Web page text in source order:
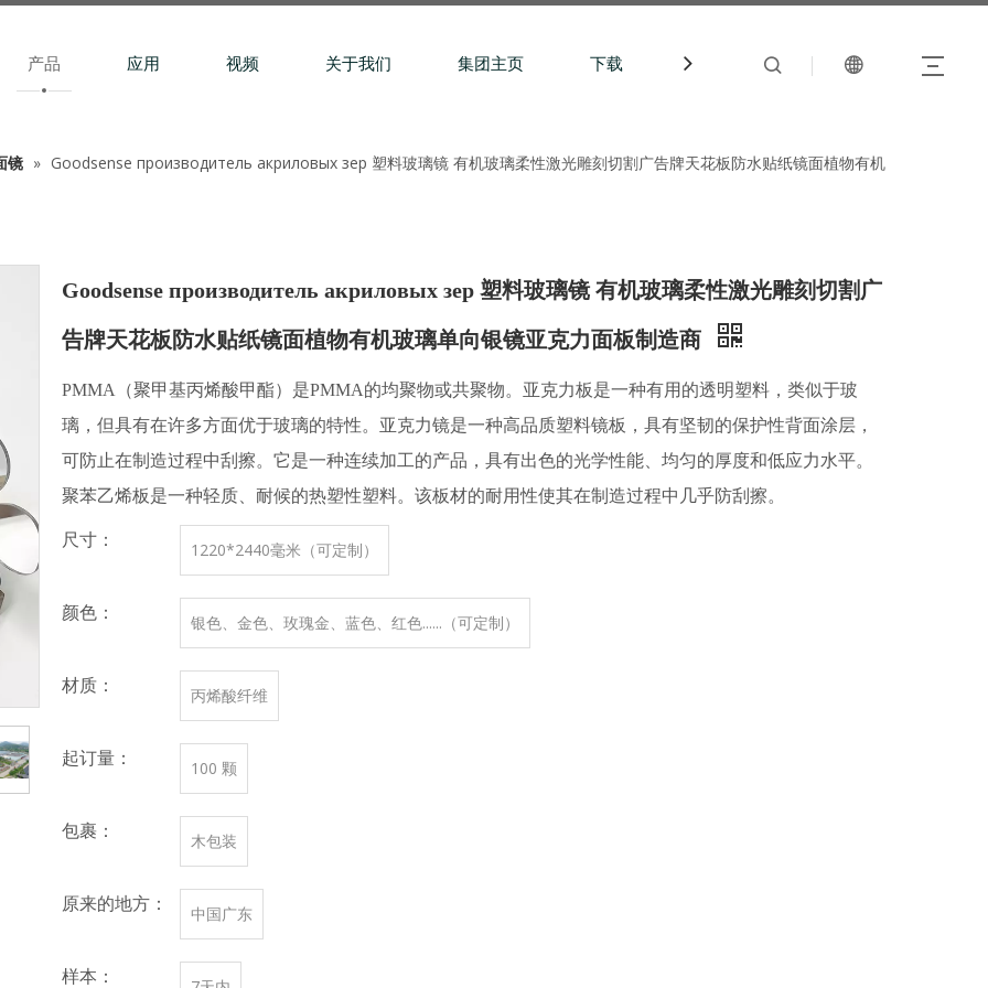
产品 应用 视频 关于我们 集团主页 下载 中文站
镜 » Goodsense производитель акриловых зер 塑料玻璃镜 有机玻璃柔性激光雕刻切割广告牌天花板防水贴纸镜面植物有机
Goodsense производитель акриловых зер 塑料玻璃镜 有机玻璃柔性激光雕刻切割广
告牌天花板防水贴纸镜面植物有机玻璃单向银镜亚克力面板制造商
PMMA（聚甲基丙烯酸甲酯）是PMMA的均聚物或共聚物。亚克力板是一种有用的透明塑料，类似于玻
璃，但具有在许多方面优于玻璃的特性。亚克力镜是一种高品质塑料镜板，具有坚韧的保护性背面涂层，
可防止在制造过程中刮擦。它是一种连续加工的产品，具有出色的光学性能、均匀的厚度和低应力水平。
聚苯乙烯板是一种轻质、耐候的热塑性塑料。该板材的耐用性使其在制造过程中几乎防刮擦。
尺寸： 1220*2440毫米（可定制）
颜色： 银色、金色、玫瑰金、蓝色、红色......（可定制）
材质： 丙烯酸纤维
起订量： 100 颗
包裹： 木包装
原来的地方： 中国广东
样本：